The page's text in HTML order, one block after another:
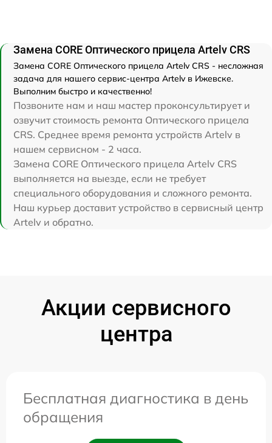
Замена CORE Оптического прицела Artelv CRS
Замена CORE Оптического прицела Artelv CRS - несложная
задача для нашего сервис-центра Artelv в Ижевске.
Выполним быстро и качественно!
Позвоните нам и наш мастер проконсультирует и
озвучит стоимость ремонта Оптического прицела
CRS. Среднее время ремонта устройств Artelv в
нашем сервисном - 2 часа.
Замена CORE Оптического прицела Artelv CRS
выполняется на выезде, если не требует
специального оборудования и сложного ремонта.
Наш курьер доставит устройство в сервисный центр
Artelv и обратно.
Акции сервисного
центра
Бесплатная диагностика в день
обращения